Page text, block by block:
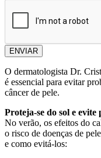
ENVIAR
O dermatologista Dr.
é essencial para evitar
câncer de pele.
Proteja-se do sol e evite
No verão, os efeitos do
o risco de doenças de
e como evitá-los: